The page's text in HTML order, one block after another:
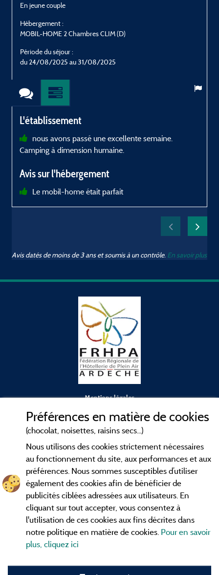
En jeune couple
Hébergement :
MOBIL-HOME 2 Chambres CLIM (D)
Période du séjour :
du 24/08/2025 au 31/08/2025
L'établissement
nous avons passé une excellente semaine.
Camping à dimension humaine.
Avis sur l'hébergement
Le mobil-home était parfait
Avis datés de moins de 3 ans et soumis à un contrôle. En savoir plus
Mentions légales
Conditions générales d'utilisation
CGV
Les meilleurscampings en Ardèche . Consultez les fiches de
nos adhérents et découvrez nos meilleures offres dans les
Gorges de l'Ardèche, le célèbrePont d'Arc, la grotte de l'Aven
d'Orgnac, Le mont Gerbier de Jonc ou le mont Mézenc...
informez vous directement ici en ligne avant de contacter le
Préférences en matière de cookies
(chocolat, noisettes, raisins secs...)
Nous utilisons des cookies strictement nécessaires
au fonctionnement du site, aux performances et aux
préférences. Nous sommes susceptibles d’utiliser
également des cookies afin de bénéficier de
publicités ciblées adressées aux utilisateurs. En
cliquant sur tout accepter, vous consentez à
l'utilisation de ces cookies aux fins décrites dans
notre politique en matière de cookies. Pour en savoir
plus, cliquez ici